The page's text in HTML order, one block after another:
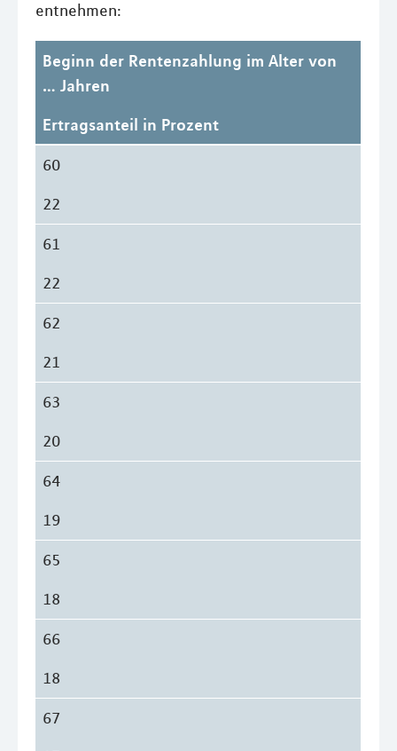
entnehmen:
Beginn der Rentenzahlung im Alter von
… Jahren
Ertragsanteil in Prozent
60
22
61
22
62
21
63
20
64
19
65
18
66
18
67